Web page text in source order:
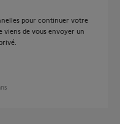
pour continuer votre
viens de vous envoyer un